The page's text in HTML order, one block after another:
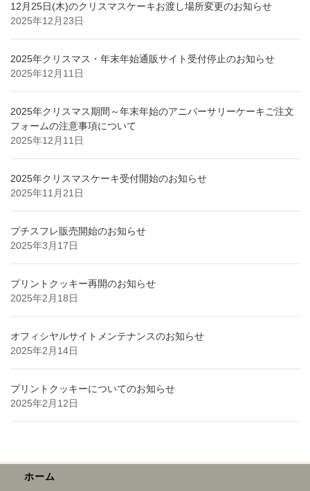
12月25日(木)のクリスマスケーキお渡し場所変更のお知らせ
2025年12月23日
2025年クリスマス・年末年始通販サイト受付停止のお知らせ
2025年12月11日
2025年クリスマス期間～年末年始のアニバーサリーケーキご注文
フォームの注意事項について
2025年12月11日
2025年クリスマスケーキ受付開始のお知らせ
2025年11月21日
プチスフレ販売開始のお知らせ
2025年3月17日
プリントクッキー再開のお知らせ
2025年2月18日
オフィシヤルサイトメンテナンスのお知らせ
2025年2月14日
プリントクッキーについてのお知らせ
2025年2月12日
ホーム